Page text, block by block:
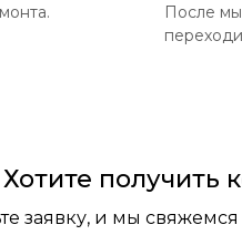
После
Хотите получить
заявку, и мы